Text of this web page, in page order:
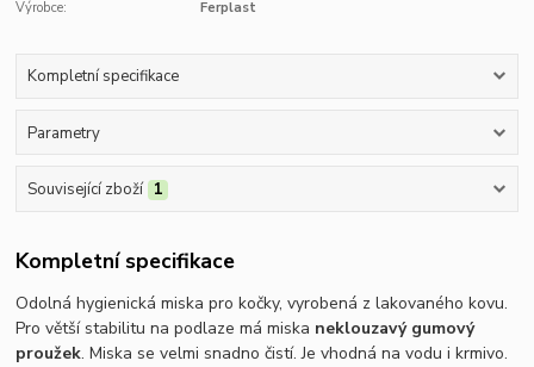
Výrobce:
Ferplast
Kompletní specifikace
Parametry
Související zboží 1
Kompletní specifikace
Odolná hygienická miska pro kočky, vyrobená z lakovaného kovu.
Pro větší stabilitu na podlaze má miska neklouzavý gumový
proužek. Miska se velmi snadno čistí. Je vhodná na vodu i krmivo.